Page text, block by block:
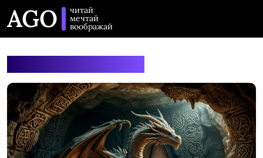
AGO читай
мечтай
воображай